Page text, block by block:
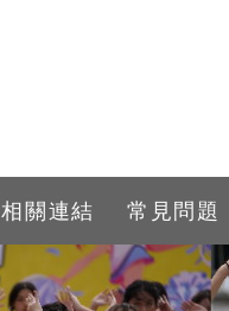
相關連結 常見問題